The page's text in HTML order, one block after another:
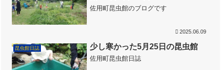
佐用町昆虫館のブログです
2025.06.09
昆虫館日誌 少し寒かった5月25日の昆虫館
佐用町昆虫館日誌